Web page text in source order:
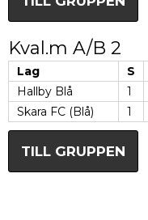
Kval.m A/B 2
Lag S
Hallby Blå
1
Skara FC (Blå)
1
TILL GRUPPEN